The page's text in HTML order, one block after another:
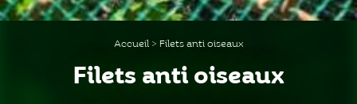
Accueil > Filets anti oiseaux
Filets anti oiseaux